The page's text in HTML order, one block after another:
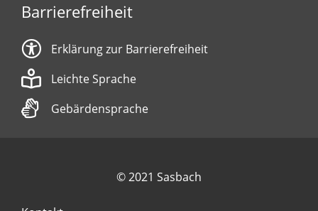
Barrierefreiheit
Erklärung zur Barrierefreiheit
Leichte Sprache
Gebärdensprache
© 2021 Sasbach